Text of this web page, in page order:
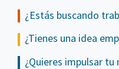
¿Estás buscando
¿Tienes una idea
¿Quieres impulsar tu